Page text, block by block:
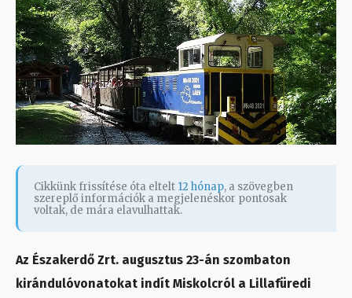
Cikkünk frissítése óta eltelt 12 hónap, a szövegben
szereplő információk a megjelenéskor pontosak
voltak, de mára elavulhattak.
Az Északerdő Zrt. augusztus 23-án szombaton
kirándulóvonatokat indít Miskolcról a Lillafüredi